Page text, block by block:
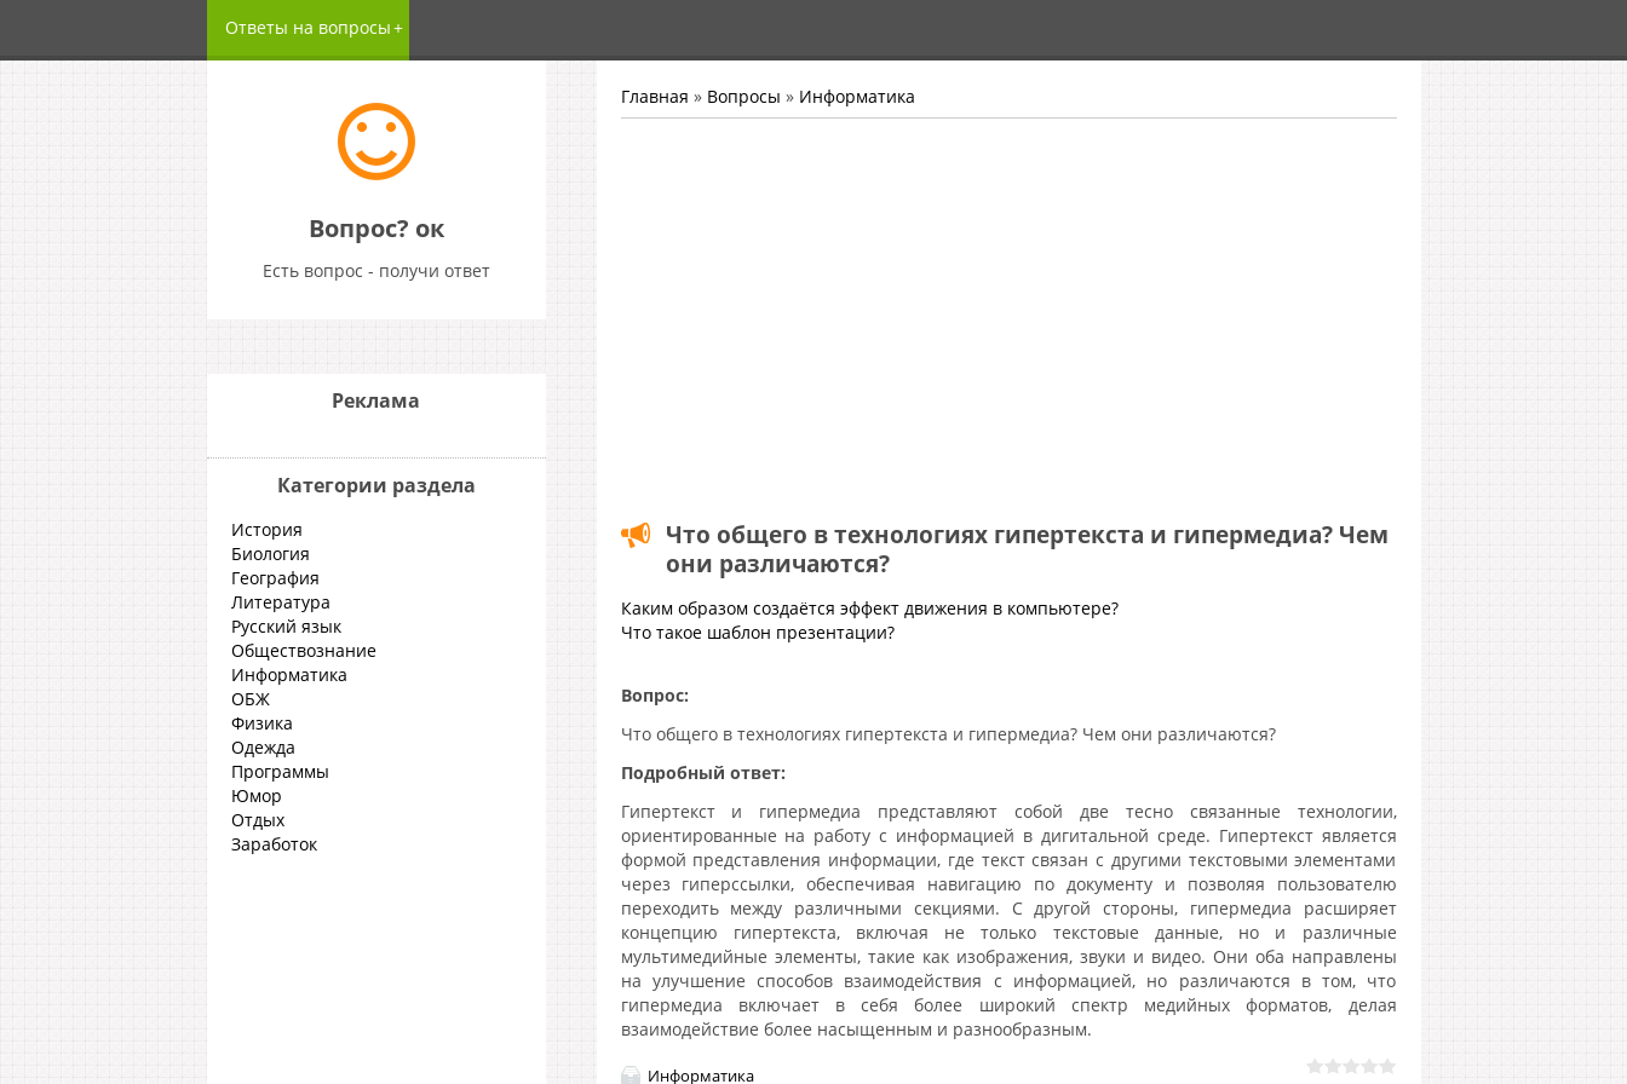
Ответы на вопросы
Вопрос? ок
Есть вопрос - получи ответ
Главная » Вопросы » Информатика
Что общего в технологиях гипертекста и гипермедиа? Чем
они различаются?
Каким образом создаётся эффект движения в компьютере?
Что такое шаблон презентации?
Вопрос:
Что общего в технологиях гипертекста и гипермедиа? Чем они различаются?
Подробный ответ:
Гипертекст и гипермедиа представляют собой две тесно связанные технологии,
ориентированные на работу с информацией в дигитальной среде. Гипертекст является
формой представления информации, где текст связан с другими текстовыми элементами
через гиперссылки, обеспечивая навигацию по документу и позволяя пользователю
переходить между различными секциями. С другой стороны, гипермедиа расширяет
концепцию гипертекста, включая не только текстовые данные, но и различные
мультимедийные элементы, такие как изображения, звуки и видео. Они оба направлены
на улучшение способов взаимодействия с информацией, но различаются в том, что
гипермедиа включает в себя более широкий спектр медийных форматов, делая
взаимодействие более насыщенным и разнообразным.
Информатика
Реклама
Категории раздела
История
Биология
География
Литература
Русский язык
Обществознание
Информатика
ОБЖ
Физика
Одежда
Программы
Юмор
Отдых
Заработок